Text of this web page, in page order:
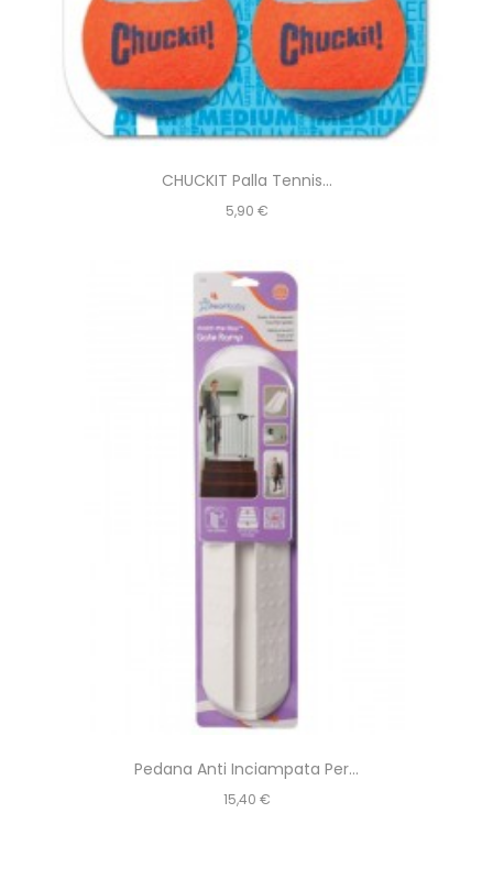
CHUCKIT Palla Tennis...
Prezzo
5,90 €
Pedana Anti Inciampata Per...
Prezzo
15,40 €